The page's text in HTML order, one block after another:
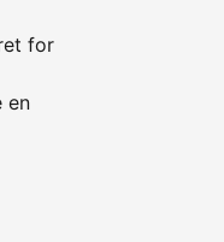
for
en